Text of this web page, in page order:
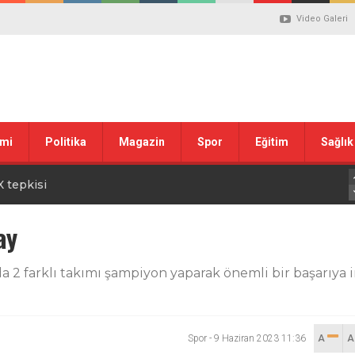
Video Galeri
Politika Magazin Spor Eğitim Sağlık
Öncesi Şendoğan Tekin’den Dikkat Çeken Mesaj
tepkisi
ilgili düzenleme görüşülüyor
Tartışması: Belediye Başkanı Özlü’ye Yönelik Sözlere
haber” açıklaması
farklı takımı şampiyon yaparak önemli bir başarıya
Spor - 9 Haziran 2023 11:36 A